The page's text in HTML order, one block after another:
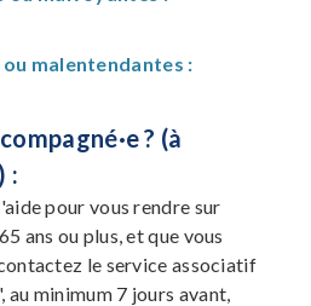
malentendantes :
? (à
:
pour vous rendre sur
ans ou plus, et que vous
le service associatif
au minimum 7 jours avant,